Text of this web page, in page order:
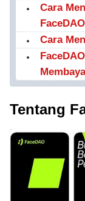
Cara
FaceDAO
Cara
Tentang